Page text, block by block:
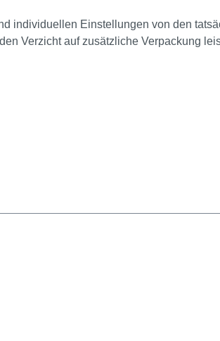
individuellen Einstellungen von den
Verzicht auf zusätzliche Verpackung